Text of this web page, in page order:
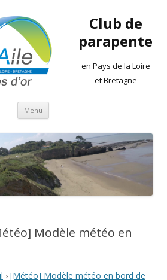
Club de
parapente
en Pays de la Loire
et Bretagne
Menu Aller
contenu
Modèle météo en
› [Météo] Modèle météo en bord de